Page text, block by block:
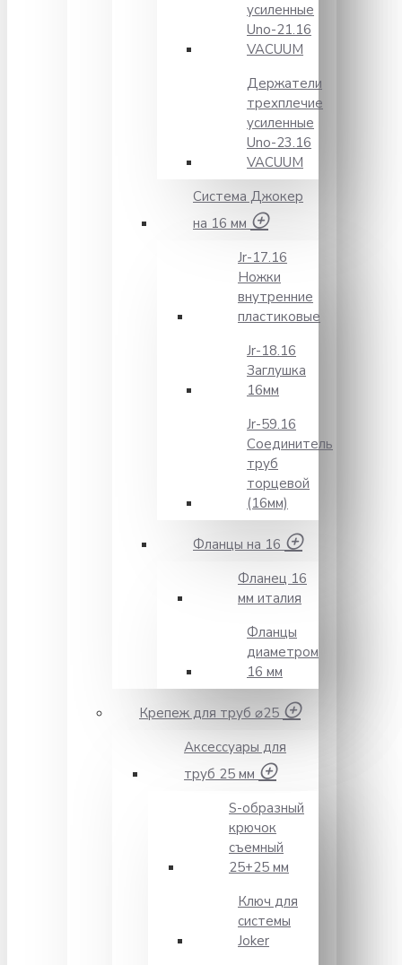
усиленные
Uno-21.16
VACUUM
Держатели
трехплечие
усиленные
Unо-23.16
VACUUM
Система Джокер
на 16 мм
Jr-17.16
Ножки
внутренние
пластиковые
Jr-18.16
Заглушка
16мм
Jr-59.16
Соединитель
труб
торцевой
(16мм)
Фланцы на 16
Фланец 16
мм италия
Фланцы
диаметром
16 мм
Крепеж для труб ⌀25
Аксессуары для
труб 25 мм
S-образный
крючок
съемный
25+25 мм
Ключ для
системы
Joker